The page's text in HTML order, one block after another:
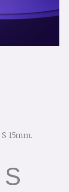
15mm.